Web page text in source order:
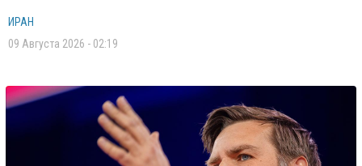
ИРАН
09 Августа 2026 - 02:19